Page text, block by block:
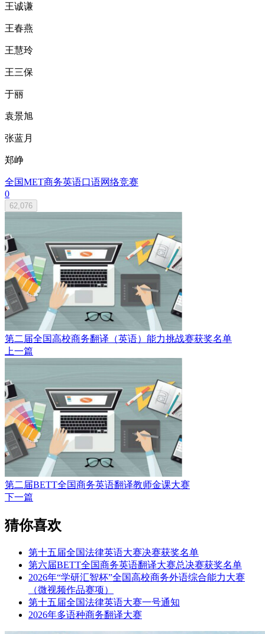
王诚谦
王春燕
王慧玲
王三保
于丽
袁景旭
张蓝月
郑峥
全国MET商务英语口语网络竞赛
0
62,076
第二届全国高校商务翻译（英语）能力挑战赛获奖名单
上一篇
第二届BETT全国商务英语翻译教师金课大赛
下一篇
猜你喜欢
第十五届全国法律英语大赛决赛获奖名单
第六届BETT全国商务英语翻译大赛总决赛获奖名单
2026年“学研汇智杯”全国高校商务外语综合能力大赛
（微视频作品赛项）
第十五届全国法律英语大赛一号通知
2026年多语种商务翻译大赛